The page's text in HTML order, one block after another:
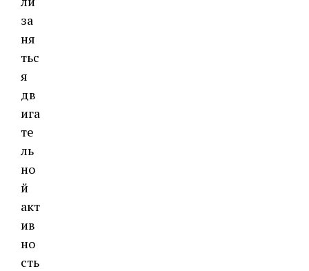
за
ня
тьс
я
дв
ига
те
ль
но
й
акт
ив
но
сть